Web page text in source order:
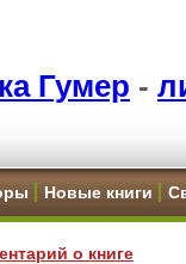
Гумер -
Новые книги
о книге